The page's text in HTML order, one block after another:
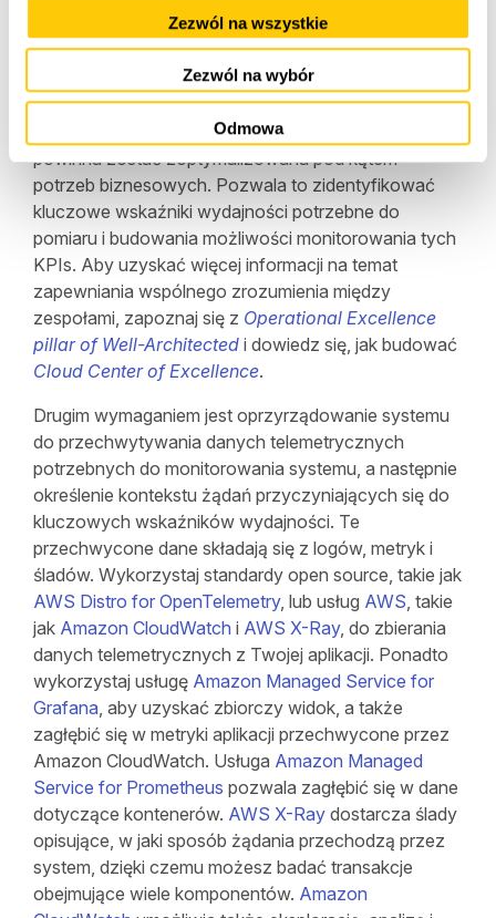
Zezwól na wszystkie
Zezwól na wybór
Odmowa
Obserwowalność wymaga dwóch podstawowych
zdolności. Pierwszym z nich jest wyraźne
dopasowanie zespołów biznesowych i
technologicznych w celu zrozumienia kluczowych
potrzeb i celów biznesowych. Architektura aplikacji
powinna zostać zoptymalizowana pod kątem
potrzeb biznesowych. Pozwala to zidentyfikować
kluczowe wskaźniki wydajności potrzebne do
pomiaru i budowania możliwości monitorowania tych
KPIs. Aby uzyskać więcej informacji na temat
zapewniania wspólnego zrozumienia między
zespołami, zapoznaj się z Operational Excellence
pillar of Well-Architected i dowiedz się, jak budować
Cloud Center of Excellence.
Drugim wymaganiem jest oprzyrządowanie systemu
do przechwytywania danych telemetrycznych
potrzebnych do monitorowania systemu, a następnie
określenie kontekstu żądań przyczyniających się do
kluczowych wskaźników wydajności. Te
przechwycone dane składają się z logów, metryk i
śladów. Wykorzystaj standardy open source, takie jak
AWS Distro for OpenTelemetry, lub usług AWS, takie
jak Amazon CloudWatch i AWS X-Ray, do zbierania
danych telemetrycznych z Twojej aplikacji. Ponadto
wykorzystaj usługę Amazon Managed Service for
Grafana, aby uzyskać zbiorczy widok, a także
zagłębić się w metryki aplikacji przechwycone przez
Amazon CloudWatch. Usługa Amazon Managed
Service for Prometheus pozwala zagłębić się w dane
dotyczące kontenerów. AWS X-Ray dostarcza ślady
opisujące, w jaki sposób żądania przechodzą przez
system, dzięki czemu możesz badać transakcje
obejmujące wiele komponentów. Amazon